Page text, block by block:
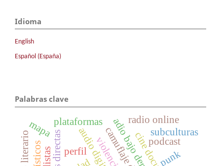
Idioma
English
Español (España)
Palabras clave
plataformas radio online
podcast
audio digital
perfil
subculturas
punk
violencia
mapa